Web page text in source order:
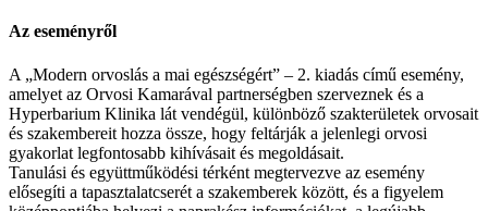
Az eseményről
A „Modern orvoslás a mai egészségért” – 2. kiadás című esemény,
amelyet az Orvosi Kamarával partnerségben szerveznek és a
Hyperbarium Klinika lát vendégül, különböző szakterületek orvosait
és szakembereit hozza össze, hogy feltárják a jelenlegi orvosi
gyakorlat legfontosabb kihívásait és megoldásait.
Tanulási és együttműködési térként megtervezve az esemény
elősegíti a tapasztalatcserét a szakemberek között, és a figyelem